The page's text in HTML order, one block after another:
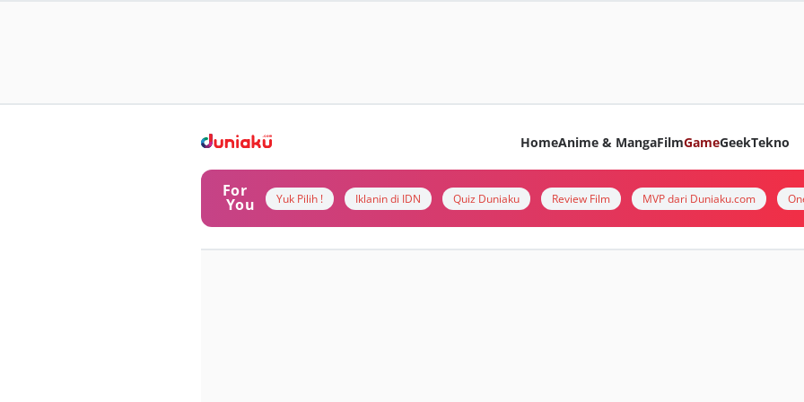
HomeAnime & MangaFilmGameGeekTekno
For
You Yuk Pilih ! Iklanin di IDN Quiz Duniaku Review Film MVP dari Duniaku.com